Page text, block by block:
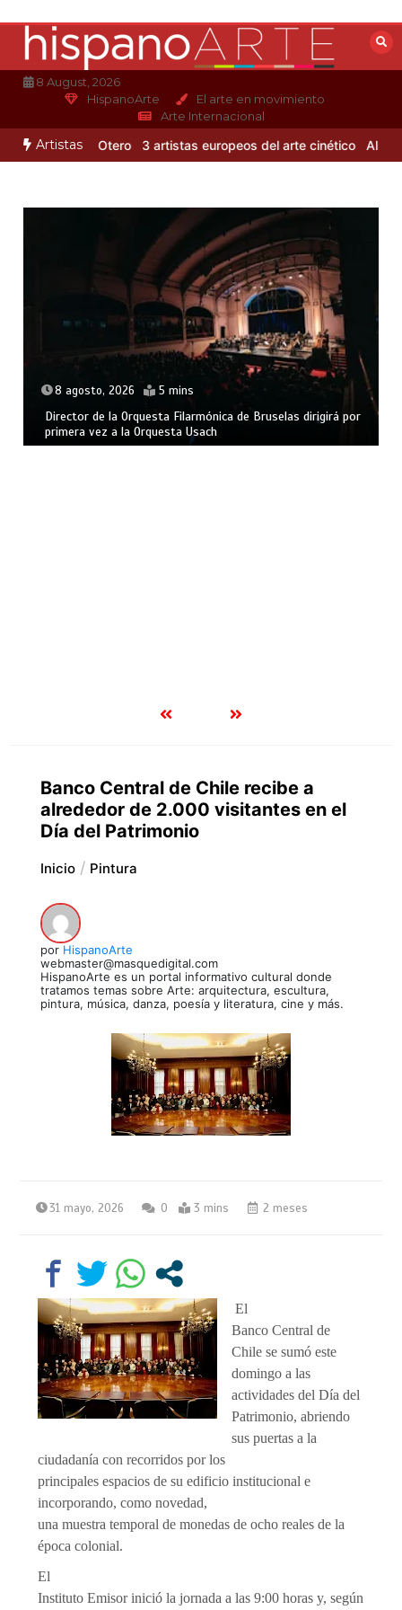
contenido
8 August, 2026
HispanoArte
El arte en movimiento
Arte Internacional
Artistas
Alejandro Otero 3 artistas europeos del arte cinético Albert
8 agosto, 2026 5 mins
Director de la Orquesta Filarmónica de Bruselas dirigirá por
primera vez a la Orquesta Usach
Banco Central de Chile recibe a
alrededor de 2.000 visitantes en el
Día del Patrimonio
Inicio Pintura
por HispanoArte
webmaster@masquedigital.com
HispanoArte es un portal informativo cultural donde
tratamos temas sobre Arte: arquitectura, escultura,
pintura, música, danza, poesía y literatura, cine y más.
31 mayo, 2026 0 3 mins 2 meses
El
Banco Central de
Chile se sumó este
domingo a las
actividades del Día del
Patrimonio, abriendo
sus puertas a la
ciudadanía con recorridos por los
principales espacios de su edificio institucional e
incorporando, como novedad,
una muestra temporal de monedas de ocho reales de la
época colonial.
El
Instituto Emisor inició la jornada a las 9:00 horas y, según